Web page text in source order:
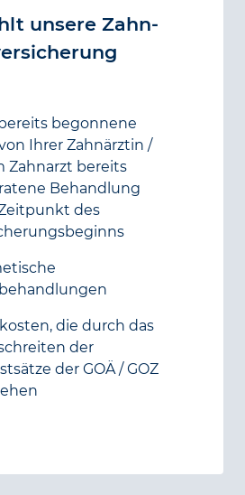
unsere Zahn­
begonnene
Ihrer Zahnärztin /
Zahnarzt bereits
Behandlung
des
die durch das
der
der GOÄ / GOZ